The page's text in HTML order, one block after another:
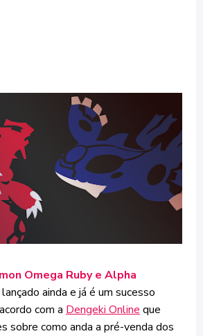
Omega Ruby e Alpha
ainda e já é um sucesso
com a Dengeki Online que
sobre como anda a pré-venda dos